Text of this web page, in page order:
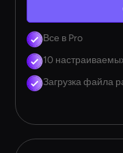
Все в Pro
10
Загрузка файла